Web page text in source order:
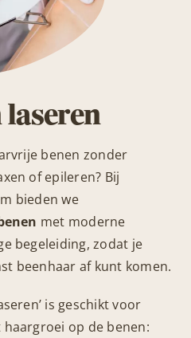
laseren
benen zonder
of epileren? Bij
bieden we
met moderne
begeleiding, zodat je
beenhaar af kunt komen.
is geschikt voor
op de benen: